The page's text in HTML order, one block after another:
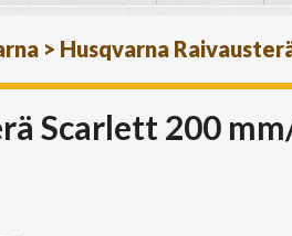
> Husqvarna
Scarlett 200